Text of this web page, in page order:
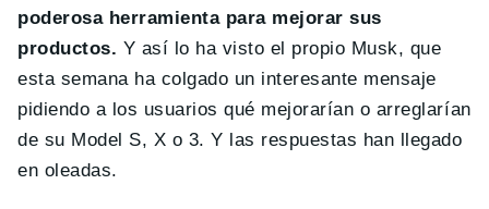
poderosa herramienta para mejorar sus
productos. Y así lo ha visto el propio Musk, que
esta semana ha colgado un interesante mensaje
pidiendo a los usuarios qué mejorarían o arreglarían
de su Model S, X o 3. Y las respuestas han llegado
en oleadas.